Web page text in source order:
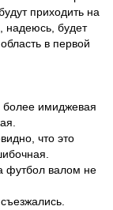
приходить на
надеюсь, будет
в первой
более имиджевая
что это
футбол валом не